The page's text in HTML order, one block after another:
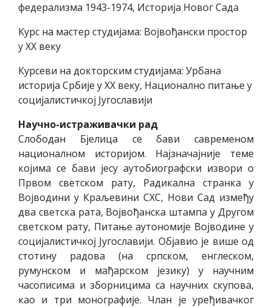
федерализма 1943-1974, Историја Новог Сада
Курс на мастер студијама: Војвођански простор
у ХХ веку
Курсеви на докторским студијама: Урбана
историја Србије у ХХ веку, Национално питање у
социјалистичкој Југославији
Научно-истраживачки рад
Слободан Бјелица се бави савременом
националном историјом. Најзначајније теме
којима се бави јесу аутобиографски извори о
Првом светском рату, Радикална странка у
Војводини у Краљевини СХС, Нови Сад између
два светска рата, Војвођанска штампа у Другом
светском рату, Питање аутономије Војводине у
социјалистичкој Југославији. Објавио је више од
стотину радова (на српском, енглеском,
румунском и мађарском језику) у научним
часописима и зборницима са научних скупова,
као и три монографије. Члан је уређивачког